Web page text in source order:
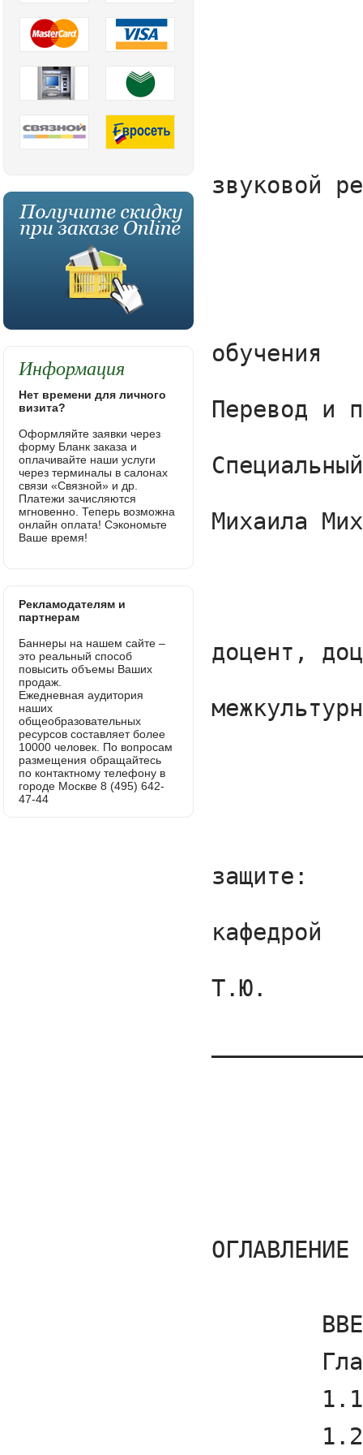
Информация
Нет времени для личного
визита?
Оформляйте заявки через
форму Бланк заказа и
оплачивайте наши услуги
через терминалы в салонах
связи «Связной» и др.
Платежи зачисляются
мгновенно. Теперь возможна
онлайн оплата! Сэкономьте
Ваше время!
Рекламодателям и
партнерам
Баннеры на нашем сайте –
это реальный способ
повысить объемы Ваших
продаж.
Ежедневная аудитория
наших
общеобразовательных
ресурсов составляет более
10000 человек. По вопросам
размещения обращайтесь
по контактному телефону в
городе Москве 8 (495) 642-
47-44